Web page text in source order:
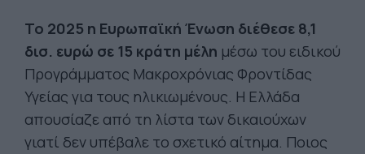
Το 2025 η Ευρωπαϊκή Ένωση διέθεσε 8,1
δισ. ευρώ σε 15 κράτη μέλη μέσω του ειδικού
Προγράμματος Μακροχρόνιας Φροντίδας
Υγείας για τους ηλικιωμένους. Η Ελλάδα
απουσίαζε από τη λίστα των δικαιούχων
γιατί δεν υπέβαλε το σχετικό αίτημα. Ποιος